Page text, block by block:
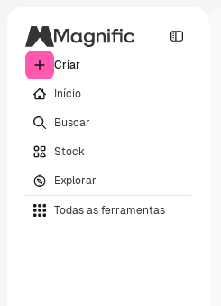
Criar
Início
Buscar
Stock
Explorar
Todas as ferramentas